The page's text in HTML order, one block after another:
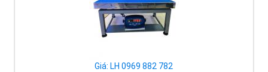
Giá: LH 0969 882 782